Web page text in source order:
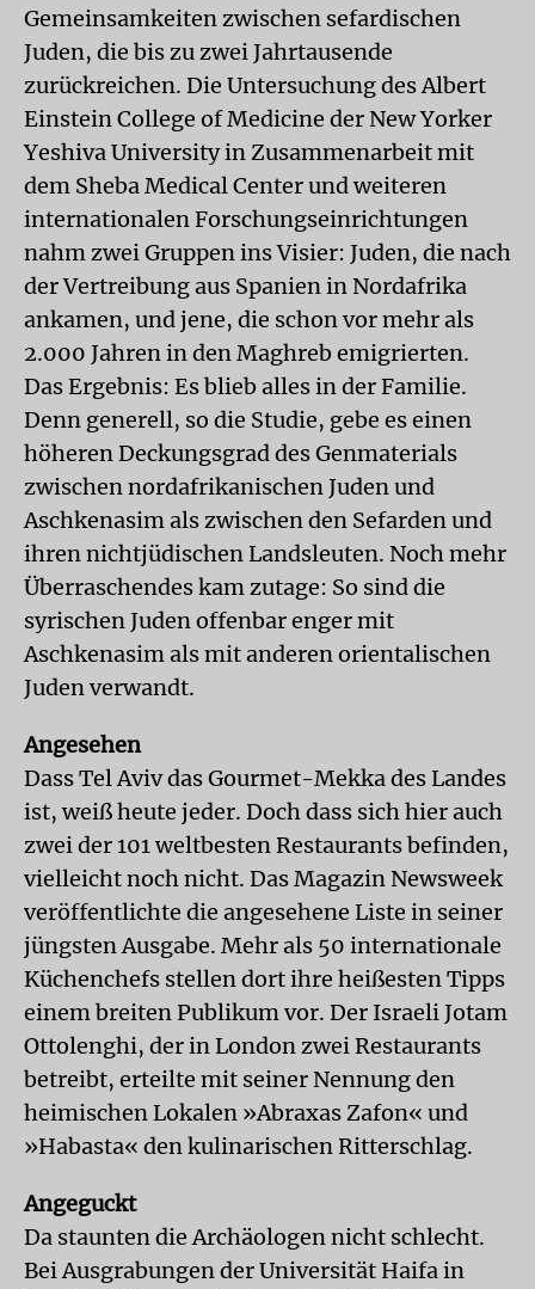
Gemeinsamkeiten zwischen sefardischen
Juden, die bis zu zwei Jahrtausende
zurückreichen. Die Untersuchung des Albert
Einstein College of Medicine der New Yorker
Yeshiva University in Zusammenarbeit mit
dem Sheba Medical Center und weiteren
internationalen Forschungseinrichtungen
nahm zwei Gruppen ins Visier: Juden, die nach
der Vertreibung aus Spanien in Nordafrika
ankamen, und jene, die schon vor mehr als
2.000 Jahren in den Maghreb emigrierten.
Das Ergebnis: Es blieb alles in der Familie.
Denn generell, so die Studie, gebe es einen
höheren Deckungsgrad des Genmaterials
zwischen nordafrikanischen Juden und
Aschkenasim als zwischen den Sefarden und
ihren nichtjüdischen Landsleuten. Noch mehr
Überraschendes kam zutage: So sind die
syrischen Juden offenbar enger mit
Aschkenasim als mit anderen orientalischen
Juden verwandt.
Angesehen
Dass Tel Aviv das Gourmet-Mekka des Landes
ist, weiß heute jeder. Doch dass sich hier auch
zwei der 101 weltbesten Restaurants befinden,
vielleicht noch nicht. Das Magazin Newsweek
veröffentlichte die angesehene Liste in seiner
jüngsten Ausgabe. Mehr als 50 internationale
Küchenchefs stellen dort ihre heißesten Tipps
einem breiten Publikum vor. Der Israeli Jotam
Ottolenghi, der in London zwei Restaurants
betreibt, erteilte mit seiner Nennung den
heimischen Lokalen »Abraxas Zafon« und
»Habasta« den kulinarischen Ritterschlag.
Angeguckt
Da staunten die Archäologen nicht schlecht.
Bei Ausgrabungen der Universität Haifa in